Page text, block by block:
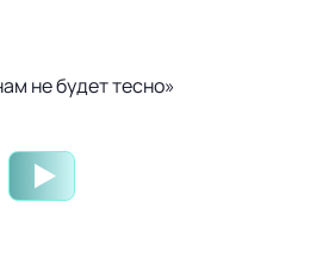
не будет тесно»